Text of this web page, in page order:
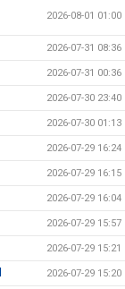
2026-08-01 01:00
2026-07-31 08:36
2026-07-31 00:36
2026-07-30 23:40
2026-07-30 01:13
2026-07-29 16:24
2026-07-29 16:15
2026-07-29 16:04
2026-07-29 15:57
2026-07-29 15:21
2026-07-29 15:20